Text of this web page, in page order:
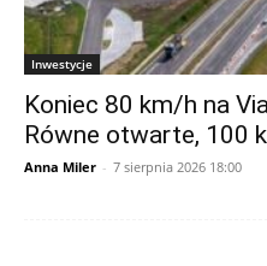
Inwestycje
Koniec 80 km/h na
Równe otwarte, 100
Anna Miler - 7 sierpnia 2026 18:00